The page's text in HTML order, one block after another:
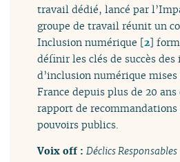
travail dédié, lancé par
groupe de travail réunit un
Inclusion numérique [2]
définir les clés de succès
d’inclusion numérique
France depuis plus de 20
rapport de recommandations
pouvoirs publics.
Voix off :Déclics Responsables